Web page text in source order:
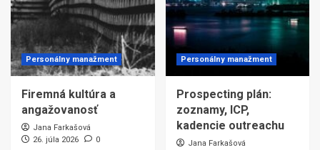
Personálny manažment
Firemná kultúra a
angažovanosť
Jana Farkašová
26. júla 2026
0
Personálny manažment
Prospecting plán:
zoznamy, ICP,
kadencie outreachu
Jana Farkašová